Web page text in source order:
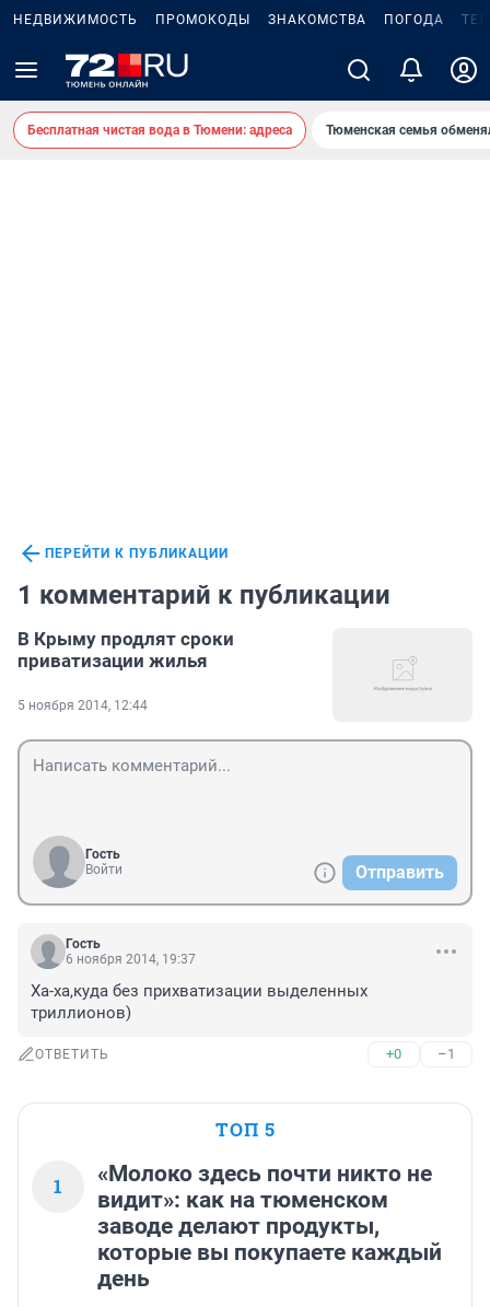
НЕДВИЖИМОСТЬ ПРОМОКОДЫ ЗНАКОМСТВА ПОГОДА
Бесплатная чистая вода в Тюмени: адреса Тюменская семья
ПЕРЕЙТИ К ПУБЛИКАЦИИ
1 комментарий к публикации
В Крыму продлят сроки
приватизации жилья
5 ноября 2014, 12:44
Гость
Войти
Отправить
Гость
6 ноября 2014, 19:37
Ха-ха,куда без прихватизации выделенных
триллионов)
ОТВЕТИТЬ +0 –1
ТОП 5
1
«Молоко здесь почти никто не
видит»: как на тюменском
заводе делают продукты,
которые вы покупаете каждый
день